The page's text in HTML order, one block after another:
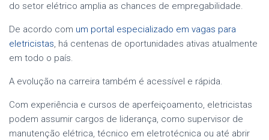
do setor elétrico amplia as chances de empregabilidade.
De acordo com um portal especializado em vagas para
eletricistas, há centenas de oportunidades ativas atualmente
em todo o país.
A evolução na carreira também é acessível e rápida.
Com experiência e cursos de aperfeiçoamento, eletricistas
podem assumir cargos de liderança, como supervisor de
manutenção elétrica, técnico em eletrotécnica ou até abrir